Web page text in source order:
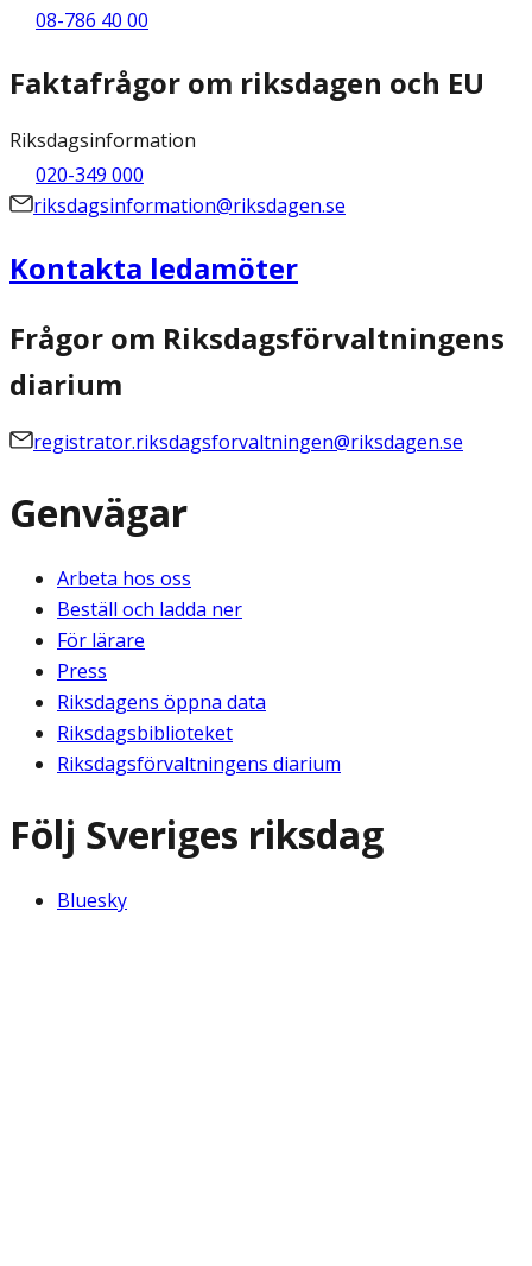
08-786 40 00
Faktafrågor om riksdagen och EU
Riksdagsinformation
020-349 000
riksdagsinformation@riksdagen.se
Kontakta ledamöter
Frågor om Riksdagsförvaltningens
diarium
registrator.riksdagsforvaltningen@riksdagen.se
Genvägar
Arbeta hos oss
Beställ och ladda ner
För lärare
Press
Riksdagens öppna data
Riksdagsbiblioteket
Riksdagsförvaltningens diarium
Följ Sveriges riksdag
Bluesky